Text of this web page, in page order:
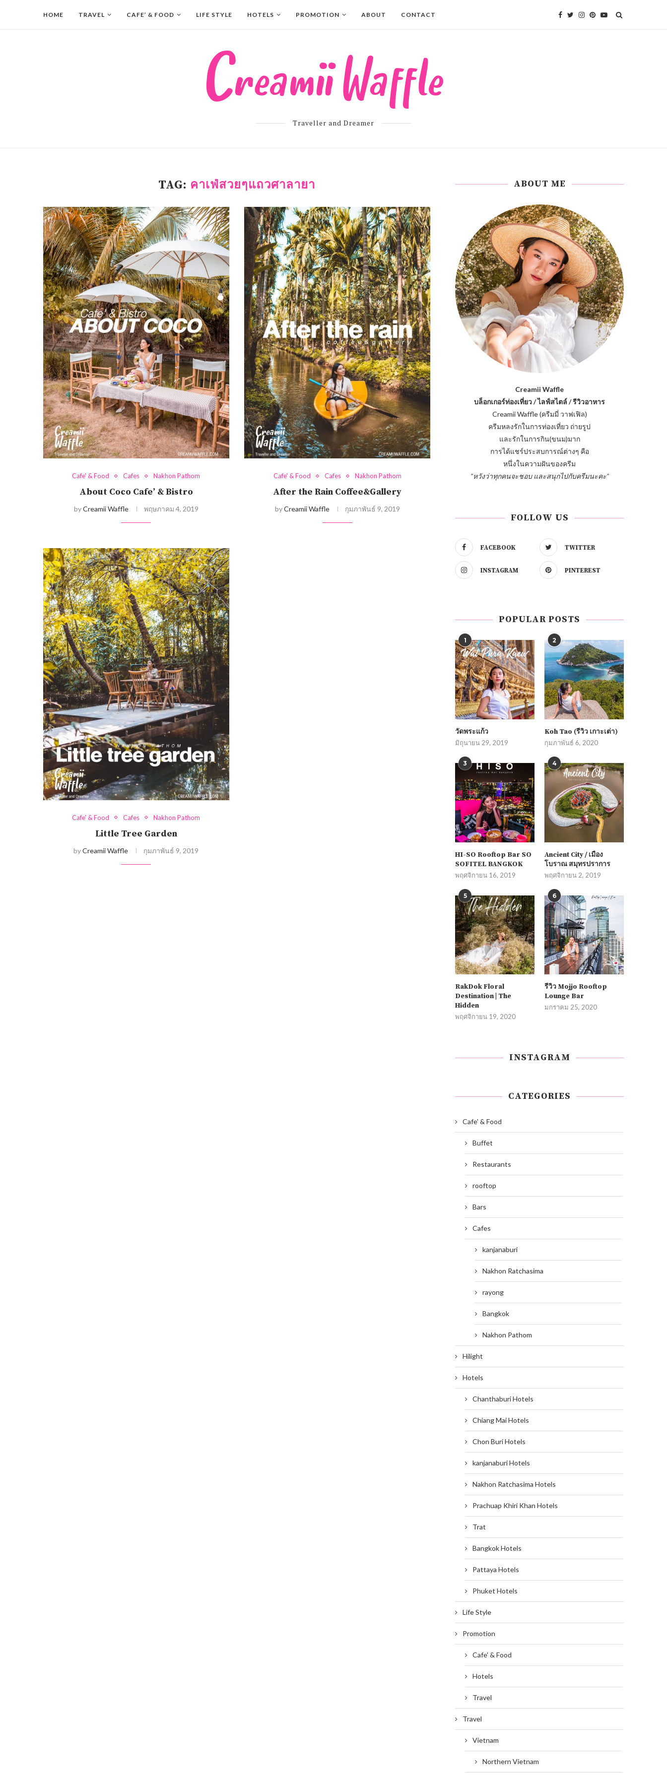
HOME TRAVEL CAFE’ & FOOD LIFE STYLE HOTELS PROMOTION ABOUT CONTACT
Traveller and Dreamer
TAG: คาเฟ่สวยๆแถวศาลายา
Cafe' & Food Cafes Nakhon Pathom
About Coco Cafe’ & Bistro
byCreamii Waffle พฤษภาคม 4, 2019
Cafe' & Food Cafes Nakhon Pathom
After the Rain Coffee&Gallery
byCreamii Waffle กุมภาพันธ์ 9, 2019
Cafe' & Food Cafes Nakhon Pathom
Little Tree Garden
byCreamii Waffle กุมภาพันธ์ 9, 2019
ABOUT ME
Creamii Waffle
บล็อกเกอร์ท่องเที่ยว / ไลฟ์สไตล์ / รีวิวอาหาร
Creamii Waffle (ครีมมี่ วาฟเฟิล)
ครีมหลงรักในการท่องเที่ยว ถ่ายรูป
และรักในการกิน(ขนม)มาก
การได้แชร์ประสบการณ์ต่างๆ คือ
หนึ่งในความฝันของครีม
"หวังว่าทุกคนจะชอบ และสนุกไปกับครีมนะคะ"
FOLLOW US
FACEBOOK TWITTER
INSTAGRAM PINTEREST
POPULAR POSTS
1
วัดพระแก้ว
มิถุนายน 29, 2019
2
Koh Tao (รีวิว เกาะเต่า)
กุมภาพันธ์ 6, 2020
3
HI-SO Rooftop Bar SO
SOFITEL BANGKOK
พฤศจิกายน 16, 2019
4
Ancient City / เมือง
โบราณ สมุทรปราการ
พฤศจิกายน 2, 2019
5
RakDok Floral
Destination | The
Hidden
พฤศจิกายน 19, 2020
6
รีวิว Mojjo Rooftop
Lounge Bar
มกราคม 25, 2020
INSTAGRAM
CATEGORIES
Cafe' & Food
Buffet
Restaurants
rooftop
Bars
Cafes
kanjanaburi
Nakhon Ratchasima
rayong
Bangkok
Nakhon Pathom
Hilight
Hotels
Chanthaburi Hotels
Chiang Mai Hotels
Chon Buri Hotels
kanjanaburi Hotels
Nakhon Ratchasima Hotels
Prachuap Khiri Khan Hotels
Trat
Bangkok Hotels
Pattaya Hotels
Phuket Hotels
Life Style
Promotion
Cafe' & Food
Hotels
Travel
Travel
Vietnam
Northern Vietnam